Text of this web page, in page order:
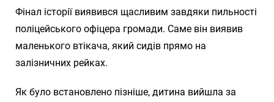
Фінал історії виявився щасливим завдяки пильності
поліцейського офіцера громади. Саме він виявив
маленького втікача, який сидів прямо на
залізничних рейках.
Як було встановлено пізніше, дитина вийшла за